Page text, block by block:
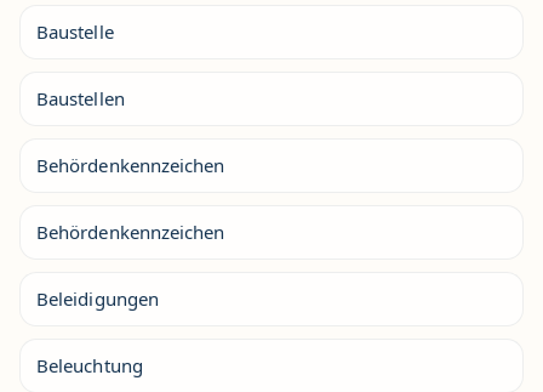
Baustelle
Baustellen
Behördenkennzeichen
Behördenkennzeichen
Beleidigungen
Beleuchtung